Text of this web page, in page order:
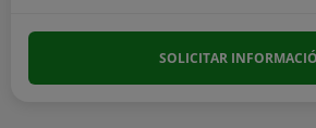
SOLICITAR